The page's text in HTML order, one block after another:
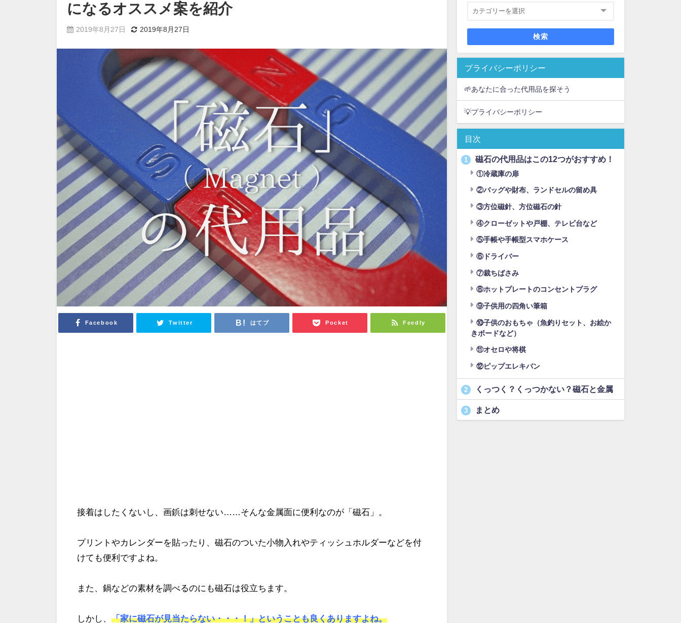
になるオススメ案を紹介
2019年8月27日 2019年8月27日
Facebook Twitter はてブ Pocket Feedly
接着はしたくないし、画鋲は刺せない そんな金属面に便利なのが「磁石」。
プリントやカレンダーを貼ったり、磁石のついた小物入れやティッシュホルダーなどを付
けても便利ですよね。
また、鍋などの素材を調べるのにも磁石は役立ちます。
しかし、 「家に磁石が見当たらない・・・！」ということも良くありますよね。
検索
プライバシーポリシー
🌱あなたに合った代用品を探そう
💡プライバシーポリシー
目次
1 磁石の代用品はこの12つがおすすめ！
①冷蔵庫の扉
②バッグや財布、ランドセルの留め具
③方位磁針、方位磁石の針
④クローゼットや戸棚、テレビ台など
⑤手帳や手帳型スマホケース
⑥ドライバー
⑦裁ちばさみ
⑧ホットプレートのコンセントプラグ
⑨子供用の四角い筆箱
⑩子供のおもちゃ（魚釣りセット、お絵か
きボードなど）
⑪オセロや将棋
⑫ピップエレキバン
2 くっつく？くっつかない？磁石と金属
3 まとめ